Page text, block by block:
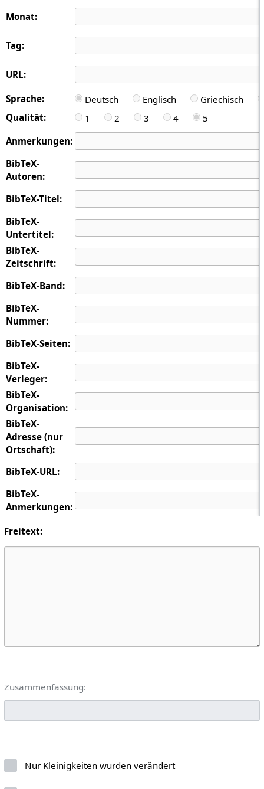
Monat:
Tag:
URL:
Sprache: Deutsch Englisch
Griechisch
Qualität:
1 2 3 4
5
Anmerkungen:
BibTeX-
Autoren:
BibTeX-Titel:
BibTeX-
Untertitel:
BibTeX-
Zeitschrift:
BibTeX-Band:
BibTeX-
Nummer:
BibTeX-Seiten:
BibTeX-
Verleger:
BibTeX-
Organisation:
BibTeX-
Adresse (nur
Ortschaft):
BibTeX-URL:
BibTeX-
Anmerkungen:
Freitext:
Zusammenfassung:
Nur Kleinigkeiten wurden verändert